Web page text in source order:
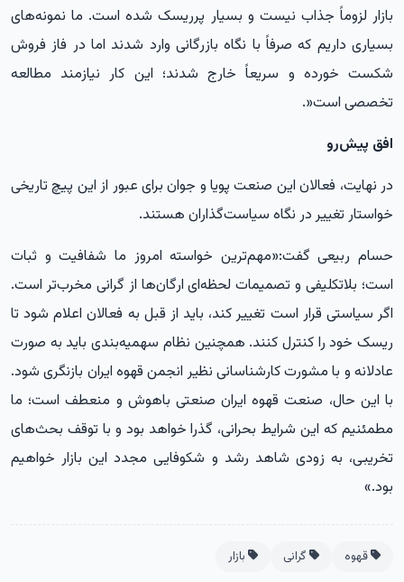
بازار لزوماً جذاب نیست و بسیار پرریسک شده است. ما نمونه‌های
بسیاری داریم که صرفاً با نگاه بازرگانی وارد شدند اما در فاز فروش
شکست خورده و سریعاً خارج شدند؛ این کار نیازمند مطالعه
تخصصی است.»
افق پیش‌رو
در نهایت، فعالان این صنعت پویا و جوان برای عبور از این پیچ تاریخی
خواستار تغییر در نگاه سیاست‌گذاران هستند.
حسام ربیعی گفت:«مهم‌ترین خواسته امروز ما شفافیت و ثبات
است؛ بلاتکلیفی و تصمیمات لحظه‌ای ارگان‌ها از گرانی مخرب‌تر است.
اگر سیاستی قرار است تغییر کند، باید از قبل به فعالان اعلام شود تا
ریسک خود را کنترل کنند. همچنین نظام سهمیه‌بندی باید به صورت
عادلانه و با مشورت کارشناسانی نظیر انجمن قهوه ایران بازنگری شود.
با این حال، صنعت قهوه ایران صنعتی باهوش و منعطف است؛ ما
مطمئنیم که این شرایط بحرانی، گذرا خواهد بود و با توقف بحث‌های
تخریبی، به زودی شاهد رشد و شکوفایی مجدد این بازار خواهیم
بود.»
قهوه گرانی بازار